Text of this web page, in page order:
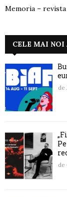
Memoria –
CELE MAI NOI
de
de